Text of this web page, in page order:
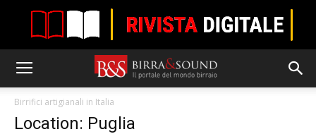
Birrifici artigianali in Italia
Location: Puglia